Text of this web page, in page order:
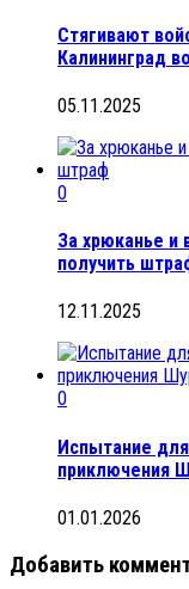
Стягивают
Калининград
05.11.2025
0
За хрюканье и
получить
12.11.2025
0
Испытание
приключения
01.01.2026
Добавить